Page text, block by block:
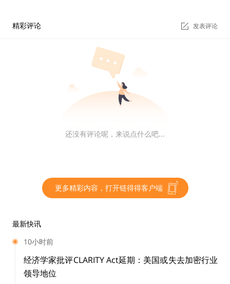
止欺诈和市场操作行为的做法方面。”
“随着时间的推移，受监管的比特币相关市场可能会继续
增长和发展。例如，现有或新晋的比特币期货市场规模将
会变得非常大，而提供交易所交易产品(ETP)的交易所也
受监管的比特币和衍生品交易市场共享相关监控信息等手
前还没有任何一个提案获得批准，可见，比特币ETF之
据估计，目前至少有5项比特币 ETF 申请正在等待SEC的
批准。这些提案分别由不同的交易所提交，每个提案的具
精彩评论 发表评论
还没有评论呢，来说点什么吧...
更多精彩内容，打开链得得客户端
最新快讯
10小时前
经济学家批评CLARITY Act延期：美国或失去加密行业
领导地位